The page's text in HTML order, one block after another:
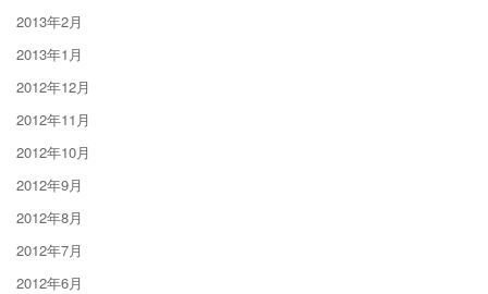
2013年2月
2013年1月
2012年12月
2012年11月
2012年10月
2012年9月
2012年8月
2012年7月
2012年6月